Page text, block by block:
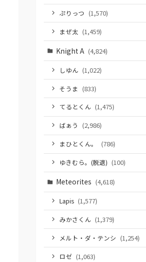
ぷりっつ (1,570)
まぜ太 (1,459)
Knight A (4,824)
しゆん (1,022)
そうま (833)
てるとくん (1,475)
ばぁう (2,986)
まひとくん。
(786)
ゆきむら。(脱退) (100)
Meteorites (4,618)
Lapis (1,577)
みかさくん (1,379)
メルト・ダ・テンシ (1,254)
ロゼ (1,063)